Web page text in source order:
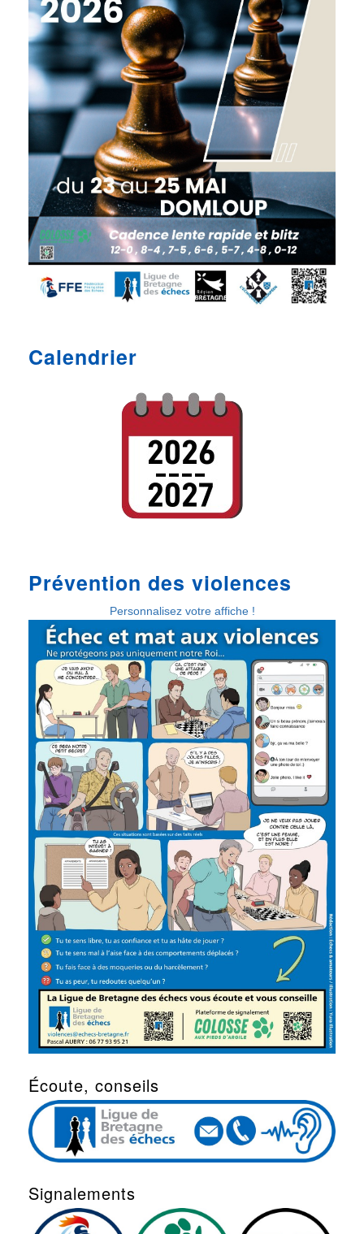
Calendrier
Prévention des violences
Personnalisez votre affiche !
Écoute, conseils
Signalements